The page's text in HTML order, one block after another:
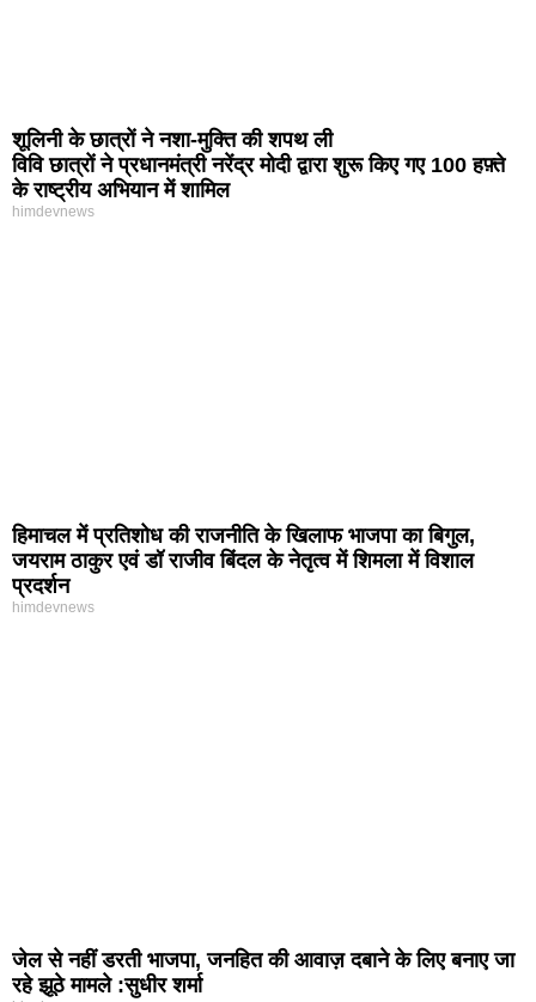
शूलिनी के छात्रों ने नशा-मुक्ति की शपथ ली
विवि छात्रों ने प्रधानमंत्री नरेंद्र मोदी द्वारा शुरू किए गए 100 हफ़्ते
के राष्ट्रीय अभियान में शामिल
himdevnews
हिमाचल में प्रतिशोध की राजनीति के खिलाफ भाजपा का बिगुल,
जयराम ठाकुर एवं डॉ राजीव बिंदल के नेतृत्व में शिमला में विशाल
प्रदर्शन
himdevnews
जेल से नहीं डरती भाजपा, जनहित की आवाज़ दबाने के लिए बनाए जा
रहे झूठे मामले :सुधीर शर्मा